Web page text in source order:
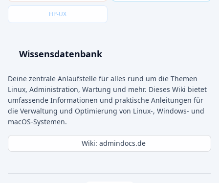
HP-UX
Wissensdatenbank
Deine zentrale Anlaufstelle für alles rund um die Themen
Linux, Administration, Wartung und mehr. Dieses Wiki bietet
umfassende Informationen und praktische Anleitungen für
die Verwaltung und Optimierung von Linux-, Windows- und
macOS-Systemen.
Wiki: admindocs.de